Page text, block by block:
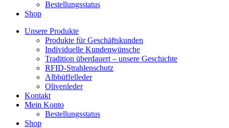
Bestellungsstatus
Shop
Unsere Produkte
Produkte für Geschäftskunden
Individuelle Kundenwünsche
Tradition überdauert – unsere Geschichte
RFID-Strahlenschutz
Albbüffelleder
Olivenleder
Kontakt
Mein Konto
Bestellungsstatus
Shop